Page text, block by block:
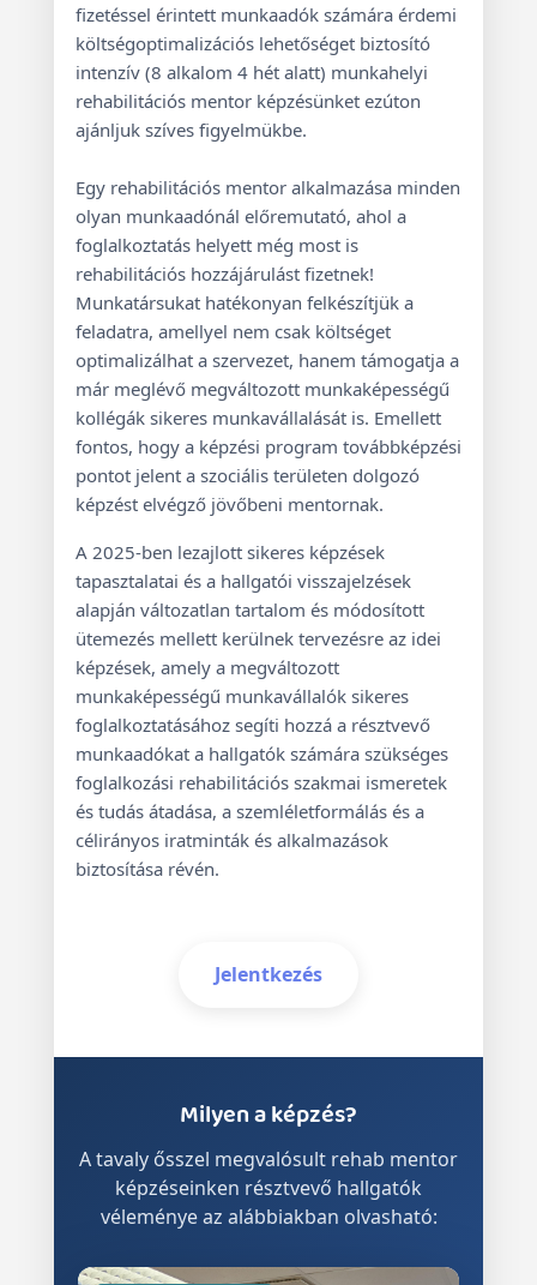
fizetéssel érintett munkaadók számára érdemi
költségoptimalizációs lehetőséget biztosító
intenzív (8 alkalom 4 hét alatt) munkahelyi
rehabilitációs mentor képzésünket ezúton
ajánljuk szíves figyelmükbe.
Egy rehabilitációs mentor alkalmazása minden
olyan munkaadónál előremutató, ahol a
foglalkoztatás helyett még most is
rehabilitációs hozzájárulást fizetnek!
Munkatársukat hatékonyan felkészítjük a
feladatra, amellyel nem csak költséget
optimalizálhat a szervezet, hanem támogatja a
már meglévő megváltozott munkaképességű
kollégák sikeres munkavállalását is. Emellett
fontos, hogy a képzési program továbbképzési
pontot jelent a szociális területen dolgozó
képzést elvégző jövőbeni mentornak.
A 2025-ben lezajlott sikeres képzések
tapasztalatai és a hallgatói visszajelzések
alapján változatlan tartalom és módosított
ütemezés mellett kerülnek tervezésre az idei
képzések, amely a megváltozott
munkaképességű munkavállalók sikeres
foglalkoztatásához segíti hozzá a résztvevő
munkaadókat a hallgatók számára szükséges
foglalkozási rehabilitációs szakmai ismeretek
és tudás átadása, a szemléletformálás és a
célirányos iratminták és alkalmazások
biztosítása révén.
Jelentkezés
Milyen a képzés?
A tavaly ősszel megvalósult rehab mentor
képzéseinken résztvevő hallgatók
véleménye az alábbiakban olvasható: